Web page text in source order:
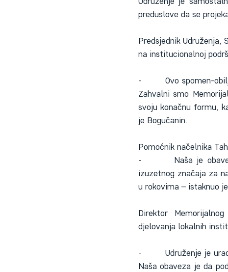
preduslove da se
Predsjednik
na institucionalnoj
-        Ovo
Zahvalni smo
svoju konačnu formu,
je Bogučanin.
Pomoćnik načelnika
-        Naša je
izuzetnog značaja za
u rokovima – istaknuo
Direktor
djelovanja lokalnih
-        Udruženje je
Naša obaveza je da